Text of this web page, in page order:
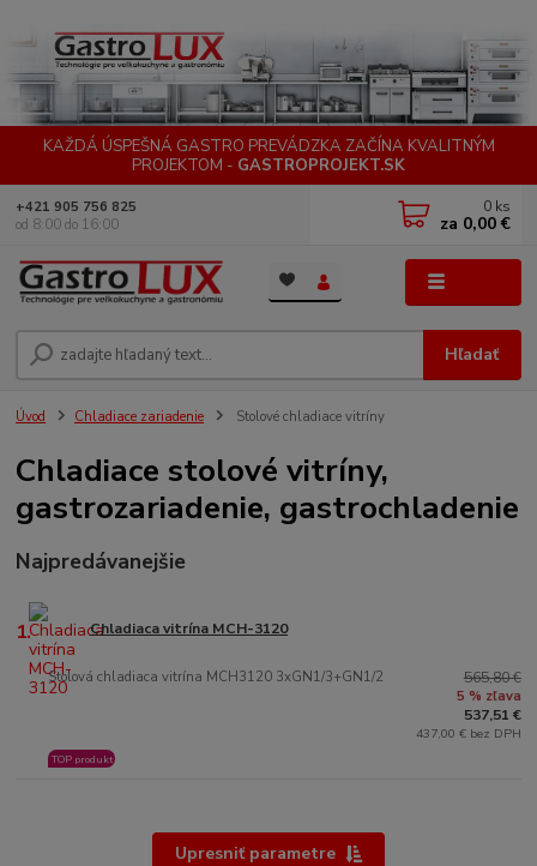
KAŽDÁ ÚSPEŠNÁ GASTRO PREVÁDZKA ZAČÍNA KVALITNÝM
PROJEKTOM - GASTROPROJEKT.SK
Hľadať
+421 905 756 825
od 8:00 do 16:00
0 ks
za 0,00 €
Úvod Chladiace zariadenie Stolové chladiace vitríny
Chladiace stolové vitríny,
gastrozariadenie, gastrochladenie
Najpredávanejšie
1. Chladiaca vitrína MCH-3120
Stolová chladiaca vitrína MCH3120 3xGN1/3+GN1/2
TOP produkt
565,80 €
5 % zľava
537,51 €
437,00 € bez DPH
Upresniť parametre